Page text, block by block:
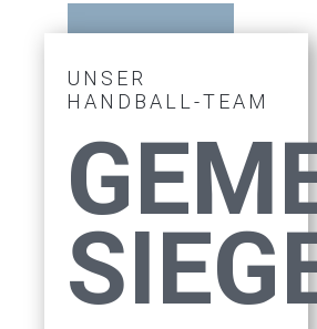
UNSER
HANDBALL-TEAM